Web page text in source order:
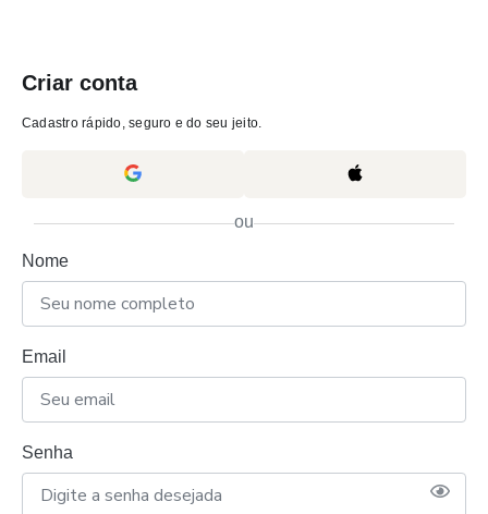
Criar conta
Cadastro rápido, seguro e do seu jeito.
ou
Nome
Email
Senha